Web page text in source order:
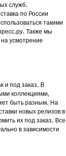
служб.
по России
такими
Также мы
усмотрение
и под заказ. В
коллекциями,
быть разным. На
новых релизов в
их под заказ. Все
в зависимости